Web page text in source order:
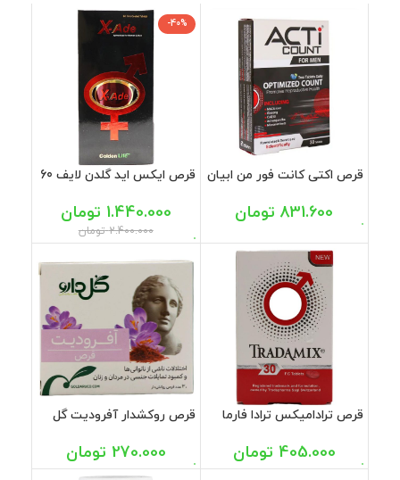
قرص اکتی کانت فور من ابیان
831.600 تومان
-40%
قرص ایکس اید گلدن لایف 60
2.400.000 تومان
1.440.000 تومان
قرص ترادامیکس ترادا فارما
405.000 تومان
قرص روکشدار آفرودیت گل
270.000 تومان